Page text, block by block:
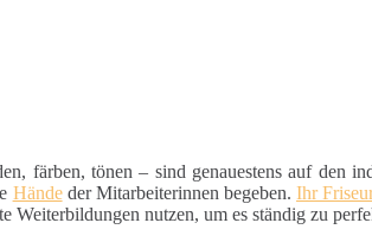
färben, tönen – sind genauestens auf den
Händeder Mitarbeiterinnen begeben.Ihr
Weiterbildungen nutzen, um es ständig zu